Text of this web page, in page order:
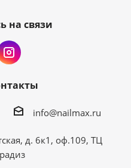
на связи
info@nailmax.ru
д. 6к1, оф.109, ТЦ